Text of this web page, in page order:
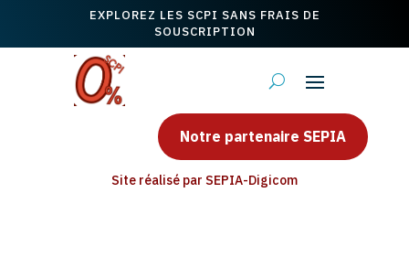
EXPLOREZ LES SCPI SANS FRAIS DE
SOUSCRIPTION
Notre partenaire SEPIA
Site réalisé par SEPIA-Digicom